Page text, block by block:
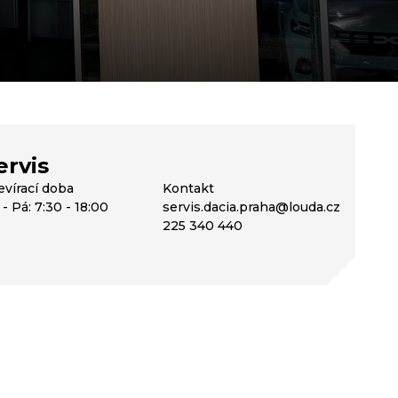
doba
Pá: 7:30 - 18:00
Kontakt
servis.dacia.praha@louda.cz
225 340 440